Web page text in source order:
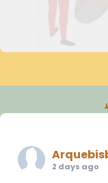
2 days ago